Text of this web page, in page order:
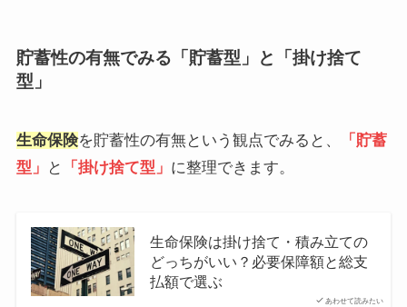
貯蓄性の有無でみる「貯蓄型」と「掛け捨て
型」
生命保険を貯蓄性の有無という観点でみると、
「貯蓄
型」
と 「掛け捨て型」 に整理できます。
あわせて読みたい
生命保険は掛け捨て・積み立ての
どっちがいい？必要保障額と総支
払額で選ぶ